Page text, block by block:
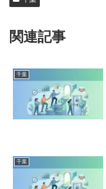
関連記事
千葉
千葉